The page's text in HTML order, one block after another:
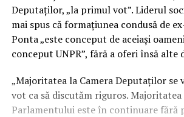
Deputaţilor, „la primul vot”. Liderul
mai spus că formaţiunea condusă de
Ponta „este conceput de aceiaşi
conceput UNPR”, fără a oferi însă alte
„Majoritatea la Camera Deputaţilor se
vot ca să discutăm riguros.
Parlamentului este în continuare fără